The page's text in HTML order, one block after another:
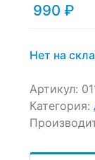
990 ₽
Нет на
Артикул:
Категория: